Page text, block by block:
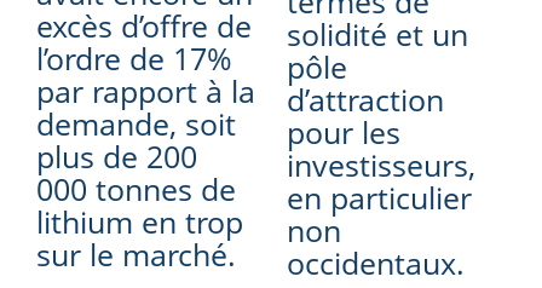
excès d’offre de
l’ordre de 17%
par rapport à la
demande, soit
plus de 200
000 tonnes de
lithium en trop
sur le marché.
solidité et un
pôle
d’attraction
pour les
investisseurs,
en particulier
non
occidentaux.